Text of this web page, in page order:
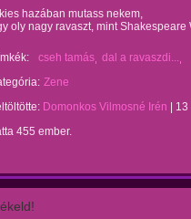
hazában mutass nekem,
oly nagy ravaszt, mint Shakespeare
cseh tamás dal a ravaszdi...
Zene
Domonkos Vilmosné Irén
13
455 ember.